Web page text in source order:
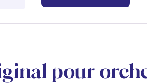
pour